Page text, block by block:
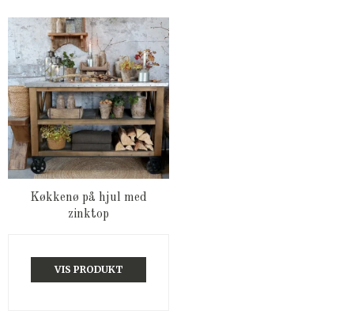
Køkkenø på hjul med
zinktop
VIS PRODUKT